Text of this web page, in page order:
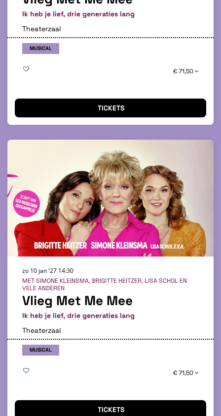
Ik heb je lief, drie generaties lang
Theaterzaal
MUSICAL
€ 71,50
TICKETS
Vlieg Met Me Mee
Ik heb je lief, drie generaties lang
MET SIMONE KLEINSMA, BRIGITTE HEITZER, LISA SCHOL EN
VELE ANDEREN
zo 10 jan '27 14:30
Theaterzaal
MUSICAL
€ 71,50
TICKETS